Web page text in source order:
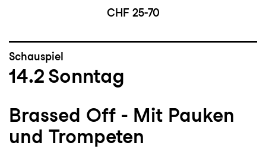
CHF 25-70
Schauspiel
14.2 Sonntag
Brassed Off - Mit Pauken
und Trompeten